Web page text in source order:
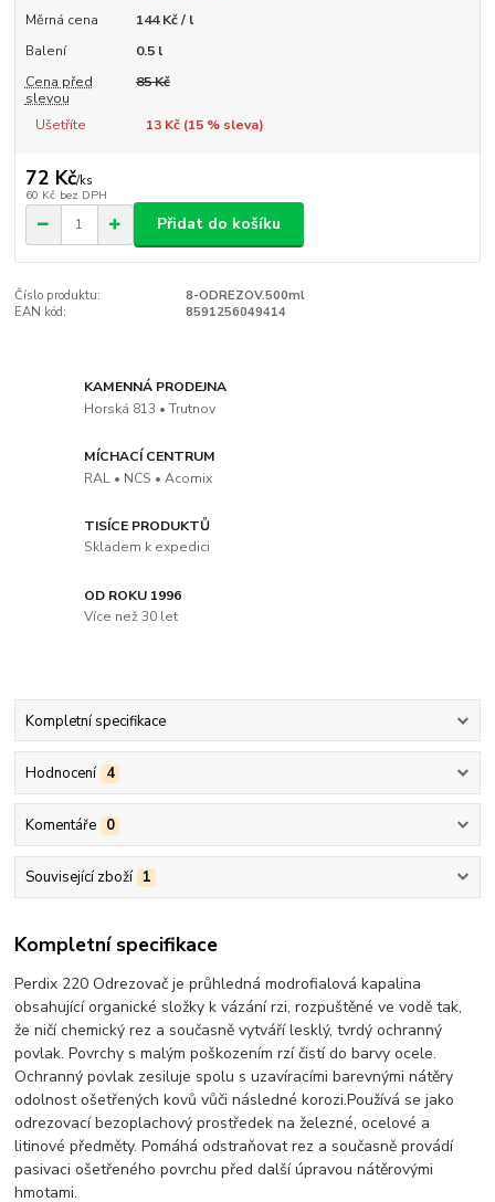
Měrná cena
144 Kč / l
Balení
0.5 l
Cena před
slevou
85 Kč
Ušetříte 13 Kč (15% sleva)
72 Kč/ks
60 Kč bez DPH
Přidat do košíku
Číslo produktu:
8-ODREZOV.500ml
EAN kód:
8591256049414
KAMENNÁ PRODEJNA
Horská 813 • Trutnov
MÍCHACÍ CENTRUM
RAL • NCS • Acomix
TISÍCE PRODUKTŮ
Skladem k expedici
OD ROKU 1996
Více než 30 let
Kompletní specifikace
Hodnocení 4
Komentáře 0
Související zboží 1
Kompletní specifikace
Perdix 220 Odrezovač je průhledná modrofialová kapalina
obsahující organické složky k vázání rzi, rozpuštěné ve vodě tak,
že ničí chemický rez a současně vytváří lesklý, tvrdý ochranný
povlak. Povrchy s malým poškozením rzí čistí do barvy ocele.
Ochranný povlak zesiluje spolu s uzavíracími barevnými nátěry
odolnost ošetřených kovů vůči následné korozi.Používá se jako
odrezovací bezoplachový prostředek na železné, ocelové a
litinové předměty. Pomáhá odstraňovat rez a současně provádí
pasivaci ošetřeného povrchu před další úpravou nátěrovými
hmotami.